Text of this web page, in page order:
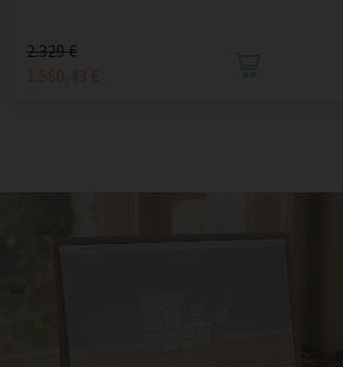
2.329 €
1.560,43 €